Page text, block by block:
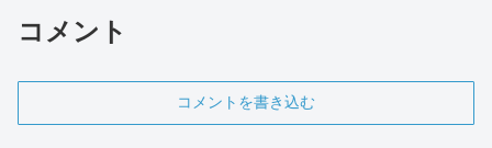
コメント
コメントを書き込む